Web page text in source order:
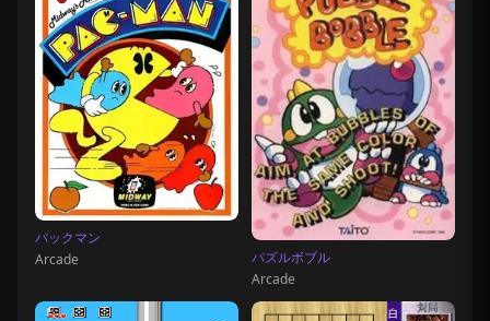
パックマン
Arcade
パズルボブル
Arcade